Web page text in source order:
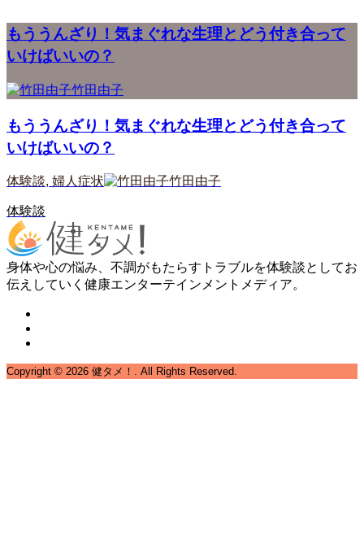
もううんざり！気まぐれな生理とどう付き合って
いけばいいの？
竹田由子
もううんざり！気まぐれな生理とどう付き合って
いけばいいの？
体験談, 婦人症状 竹田由子
体験談
身体や心の悩み、不調がもたらすトラブルを体験談としてお
伝えしていく健康エンターテインメントメディア。
Copyright © 2026 健タメ！. All Rights Reserved.